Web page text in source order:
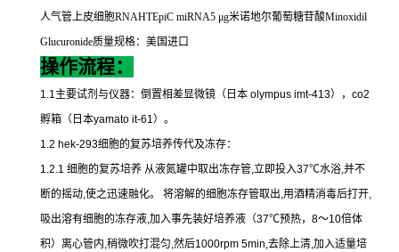
人气管上皮细胞RNAHTEpiC miRNA5 μg米诺地尔葡萄糖苷酸Minoxidil
Glucuronide质量规格：美国进口
操作流程：
1.1主要试剂与仪器：倒置相差显微镜（日本 olympus imt-413）， co2
孵箱（日本yamato it-61）。
1.2 hek-293细胞的复苏培养传代及冻存：
1.2.1 细胞的复苏培养 从液氮罐中取出冻存管,立即投入37℃水浴,并不
断的摇动,使之迅速融化。 将溶解的细胞冻存管取出,用酒精消毒后打开,
吸出溶有细胞的冻存液,加入事先装好培养液（37℃预热， 8～10倍体
积）离心管内,稍微吹打混匀,然后1000rpm 5min,去除上清,加入适量培